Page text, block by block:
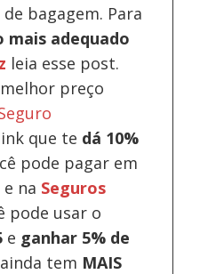
bagagem. Para
mais adequado
leia esse post.
preço
que te dá 10%
pode pagar em
na Seguros
pode usar o
e ganhar 5% de
tem MAIS